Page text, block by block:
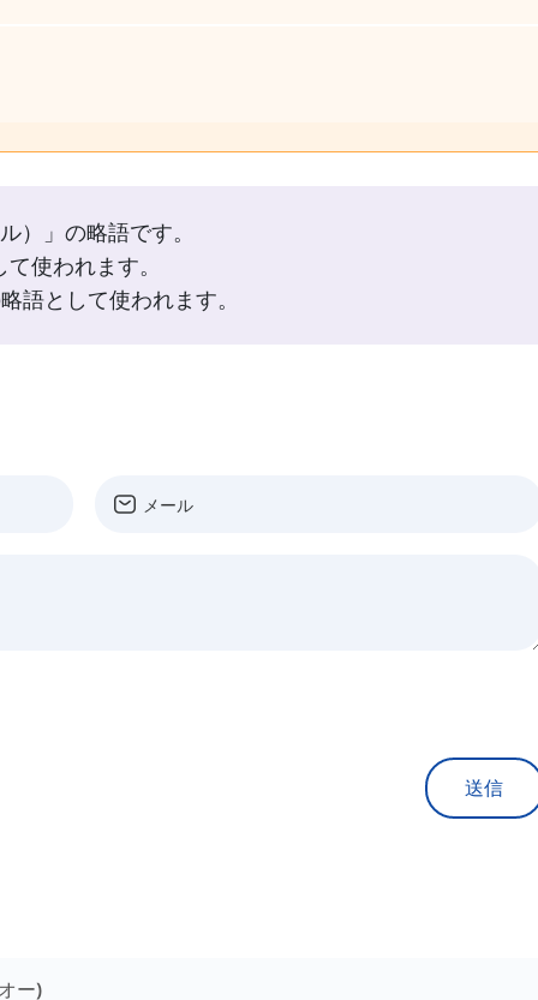
）」の略語です。
使われます。
語として使われます。
送信
ー)